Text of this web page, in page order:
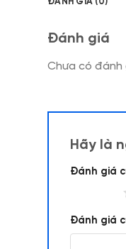
Đánh giá
Chưa có đánh
Hãy là
Đánh giá
Đánh giá